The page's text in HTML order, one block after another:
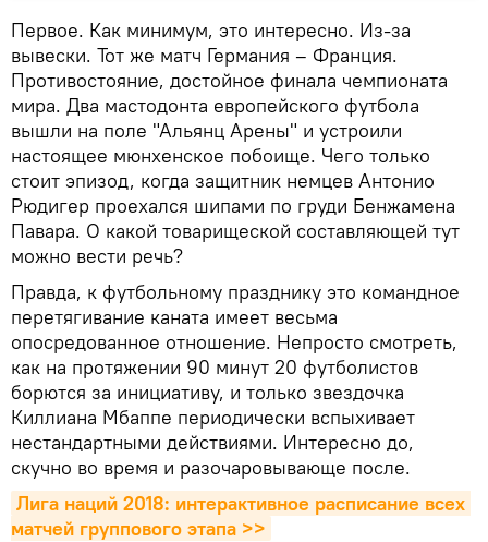
Первое. Как минимум, это интересно. Из-за
вывески. Тот же матч Германия – Франция.
Противостояние, достойное финала чемпионата
мира. Два мастодонта европейского футбола
вышли на поле "Альянц Арены" и устроили
настоящее мюнхенское побоище. Чего только
стоит эпизод, когда защитник немцев Антонио
Рюдигер проехался шипами по груди Бенжамена
Павара. О какой товарищеской составляющей тут
можно вести речь?
Правда, к футбольному празднику это командное
перетягивание каната имеет весьма
опосредованное отношение. Непросто смотреть,
как на протяжении 90 минут 20 футболистов
борются за инициативу, и только звездочка
Киллиана Мбаппе периодически вспыхивает
нестандартными действиями. Интересно до,
скучно во время и разочаровывающе после.
Лига наций 2018: интерактивное расписание всех
матчей группового этапа >>